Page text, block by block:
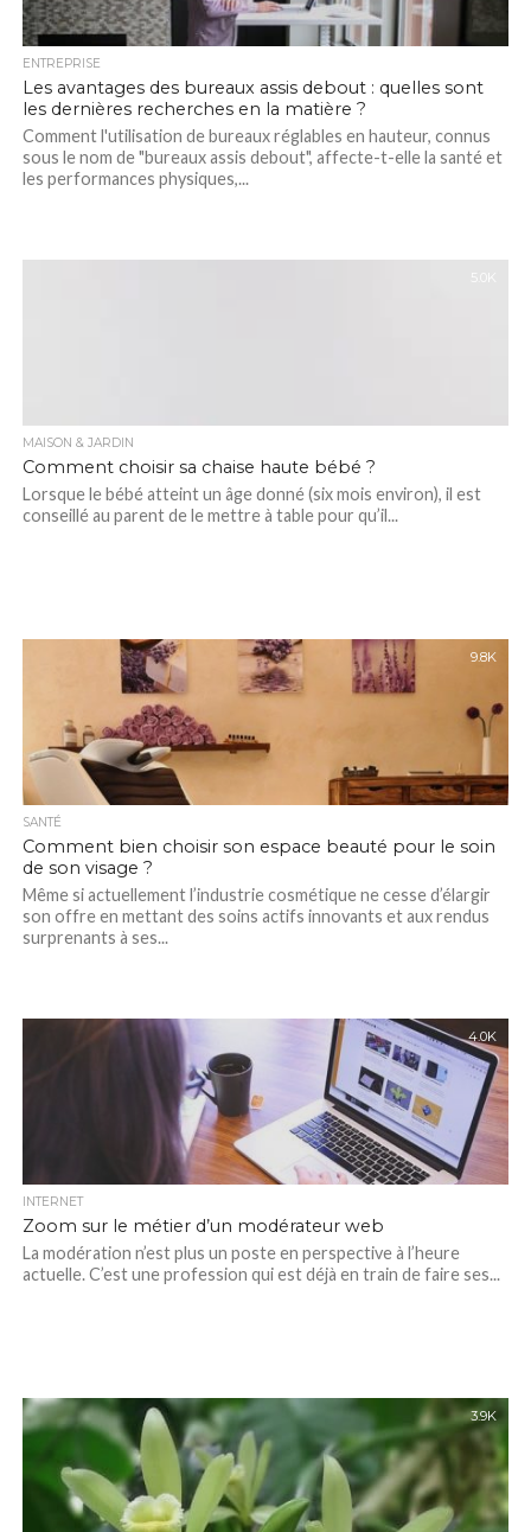
ENTREPRISE
Les avantages des bureaux assis debout : quelles sont
les dernières recherches en la matière ?
Comment l'utilisation de bureaux réglables en hauteur, connus
sous le nom de "bureaux assis debout", affecte-t-elle la santé et
les performances physiques,...
5.0K
MAISON & JARDIN
Comment choisir sa chaise haute bébé ?
Lorsque le bébé atteint un âge donné (six mois environ), il est
conseillé au parent de le mettre à table pour qu’il...
9.8K
SANTÉ
Comment bien choisir son espace beauté pour le soin
de son visage ?
Même si actuellement l’industrie cosmétique ne cesse d’élargir
son offre en mettant des soins actifs innovants et aux rendus
surprenants à ses...
4.0K
INTERNET
Zoom sur le métier d’un modérateur web
La modération n’est plus un poste en perspective à l’heure
actuelle. C’est une profession qui est déjà en train de faire ses...
3.9K